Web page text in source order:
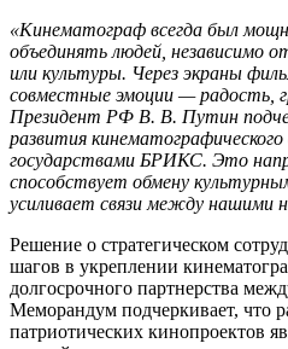
«Кинематограф всегда был
объединять людей, независимо
или культуры. Через экраны
совместные эмоции — радость,
Президент РФ В. В. Путин
развития
государствами БРИКС. Это
способствует обмену
усиливает связи между нашими
Решение о стратегическом
шагов в укреплении
долгосрочного партнерства
Меморандум подчеркивает, что
патриотических кинопроектов